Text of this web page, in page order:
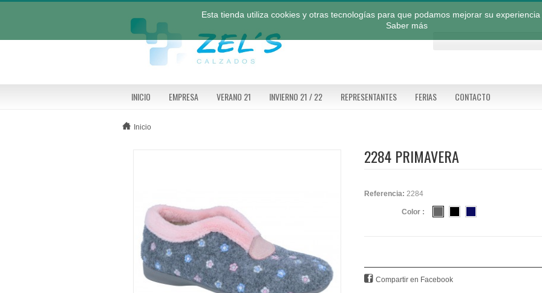
INICIO EMPRESA VERANO 21 INVIERNO 21 / 22 REPRESENTANTES FERIAS CONTACTO
Inicio
2284 PRIMAVERA
Referencia: 2284
Color :
Compartir en Facebook
Esta tienda utiliza cookies y otras tecnologías para que podamos mejorar su experiencia
Saber más